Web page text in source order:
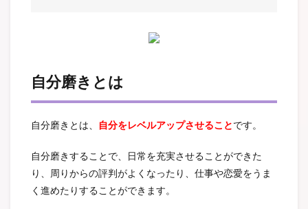
自分磨きとは
自分磨きとは、 自分をレベルアップさせることです。
自分磨きすることで、日常を充実させることができた
り、周りからの評判がよくなったり、仕事や恋愛をうま
く進めたりすることができます。